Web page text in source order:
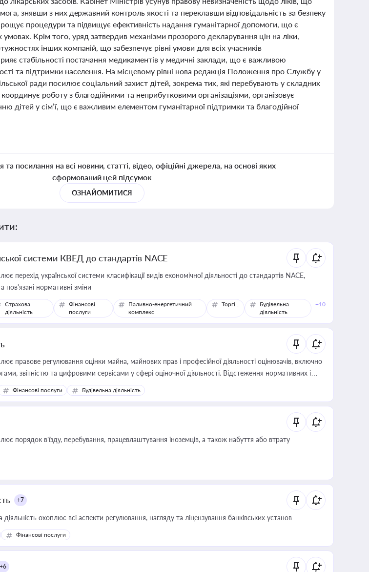
знявши з них державний контроль якості та переклавши відповідальність за безпеку
процедури та підвищує ефективність надання гуманітарної допомоги, що є
Крім того, уряд затвердив механізми прозорого декларування цін на ліки,
інших компаній, що забезпечує рівні умови для всіх учасників
стабільності постачання медикаментів у медичні заклади, що є важливою
та підтримки населення. На місцевому рівні нова редакція Положення про Службу у
ради посилює соціальний захист дітей, зокрема тих, які перебувають у складних
роботу з благодійними та неприбутковими організаціями, організовує
дітей у сім’ї, що є важливим елементом гуманітарної підтримки та благодійної
посилання на всі новини, статті, відео, офіційні джерела, на основі яких
сформований цей підсумок
ОЗНАЙОМИТИСЯ
системи КВЕД до стандартів NACE
перехід української системи класифікації видів економічної діяльності до стандартів NACE,
нормативні зміни
Страхова
діяльність
Фінансові
послуги
Паливно-енергетичний
комплекс
Торгівля
Будівельна
діяльність
+10
правове регулювання оцінки майна, майнових прав і професійної діяльності оцінювачів, включно
звітністю та цифровими сервісами у сфері оціночної діяльності. Відстеження нормативних і
корисне для власника бізнесу, керівника, юриста або бухгалтера під час оподаткування,
майна, корпоративних угод і перевірки статусу суб'єктів оціночної діяльності
Фінансові послуги Будівельна діяльність
порядок в’їзду, перебування, працевлаштування іноземців, а також набуття або втрату
+7
діяльність охоплює всі аспекти регулювання, нагляду та ліцензування банківських установ
Фінансові послуги
+6